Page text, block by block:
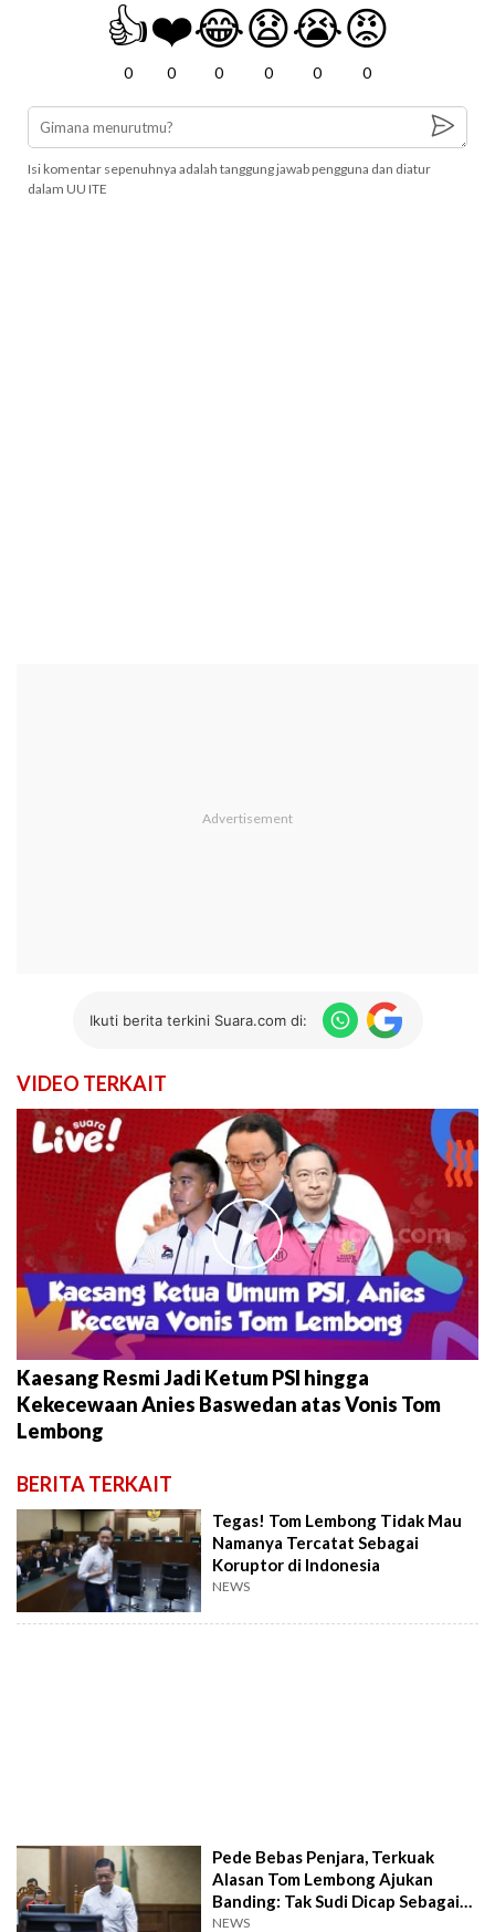
👍
0
❤️
0
😂
0
😧
0
😭
0
😡
0
Isi komentar sepenuhnya adalah tanggung jawab pengguna dan diatur
dalam UU ITE
Ikuti berita terkini Suara.com di:
VIDEO TERKAIT
►
Kaesang Resmi Jadi Ketum PSI hingga
Kekecewaan Anies Baswedan atas Vonis Tom
Lembong
BERITA TERKAIT
Tegas! Tom Lembong Tidak Mau
Namanya Tercatat Sebagai
Koruptor di Indonesia
NEWS
Pede Bebas Penjara, Terkuak
Alasan Tom Lembong Ajukan
Banding: Tak Sudi Dicap Sebagai
Koruptor
NEWS